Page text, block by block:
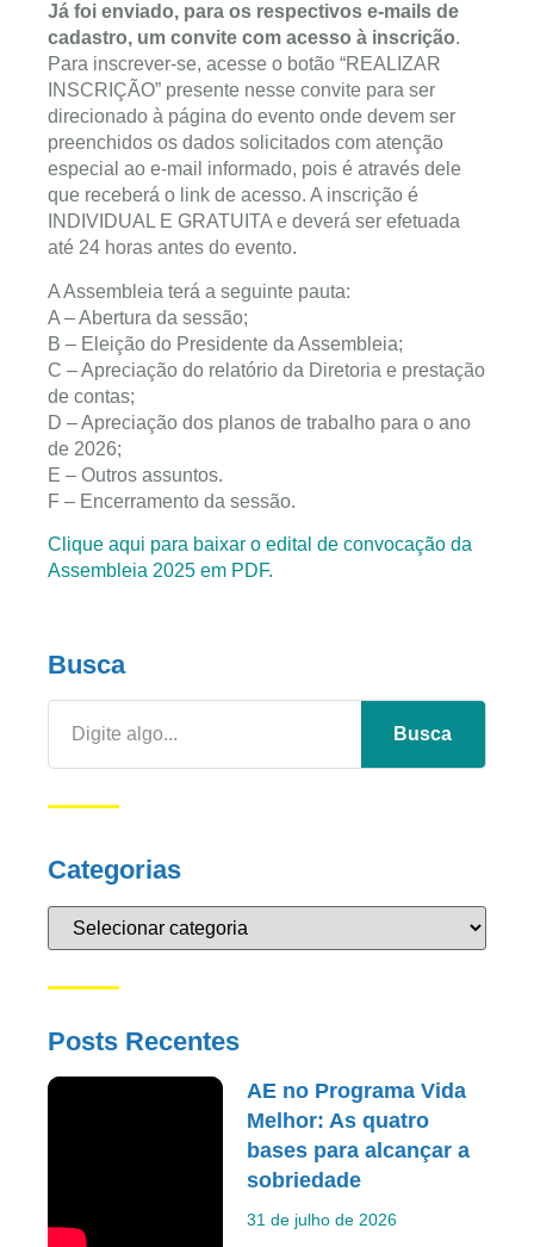
Já foi enviado, para os respectivos e-mails de
cadastro, um convite com acesso à inscrição.
Para inscrever-se, acesse o botão “REALIZAR
INSCRIÇÃO” presente nesse convite para ser
direcionado à página do evento onde devem ser
preenchidos os dados solicitados com atenção
especial ao e-mail informado, pois é através dele
que receberá o link de acesso. A inscrição é
INDIVIDUAL E GRATUITA e deverá ser efetuada
até 24 horas antes do evento.
A Assembleia terá a seguinte pauta:
A – Abertura da sessão;
B – Eleição do Presidente da Assembleia;
C – Apreciação do relatório da Diretoria e prestação
de contas;
D – Apreciação dos planos de trabalho para o ano
de 2026;
E – Outros assuntos.
F – Encerramento da sessão.
Clique aqui para baixar o edital de convocação da
Assembleia 2025 em PDF.
Busca
Busca
Categorias
Posts Recentes
AE no Programa Vida
Melhor: As quatro
bases para alcançar a
sobriedade
31 de julho de 2026